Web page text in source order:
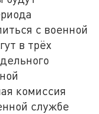
с военной
в трёх
комиссия
службе